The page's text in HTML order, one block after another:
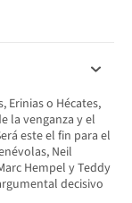
Erinias o Hécates,
la venganza y el
este el fin para el
Neil
Hempel y Teddy
decisivo